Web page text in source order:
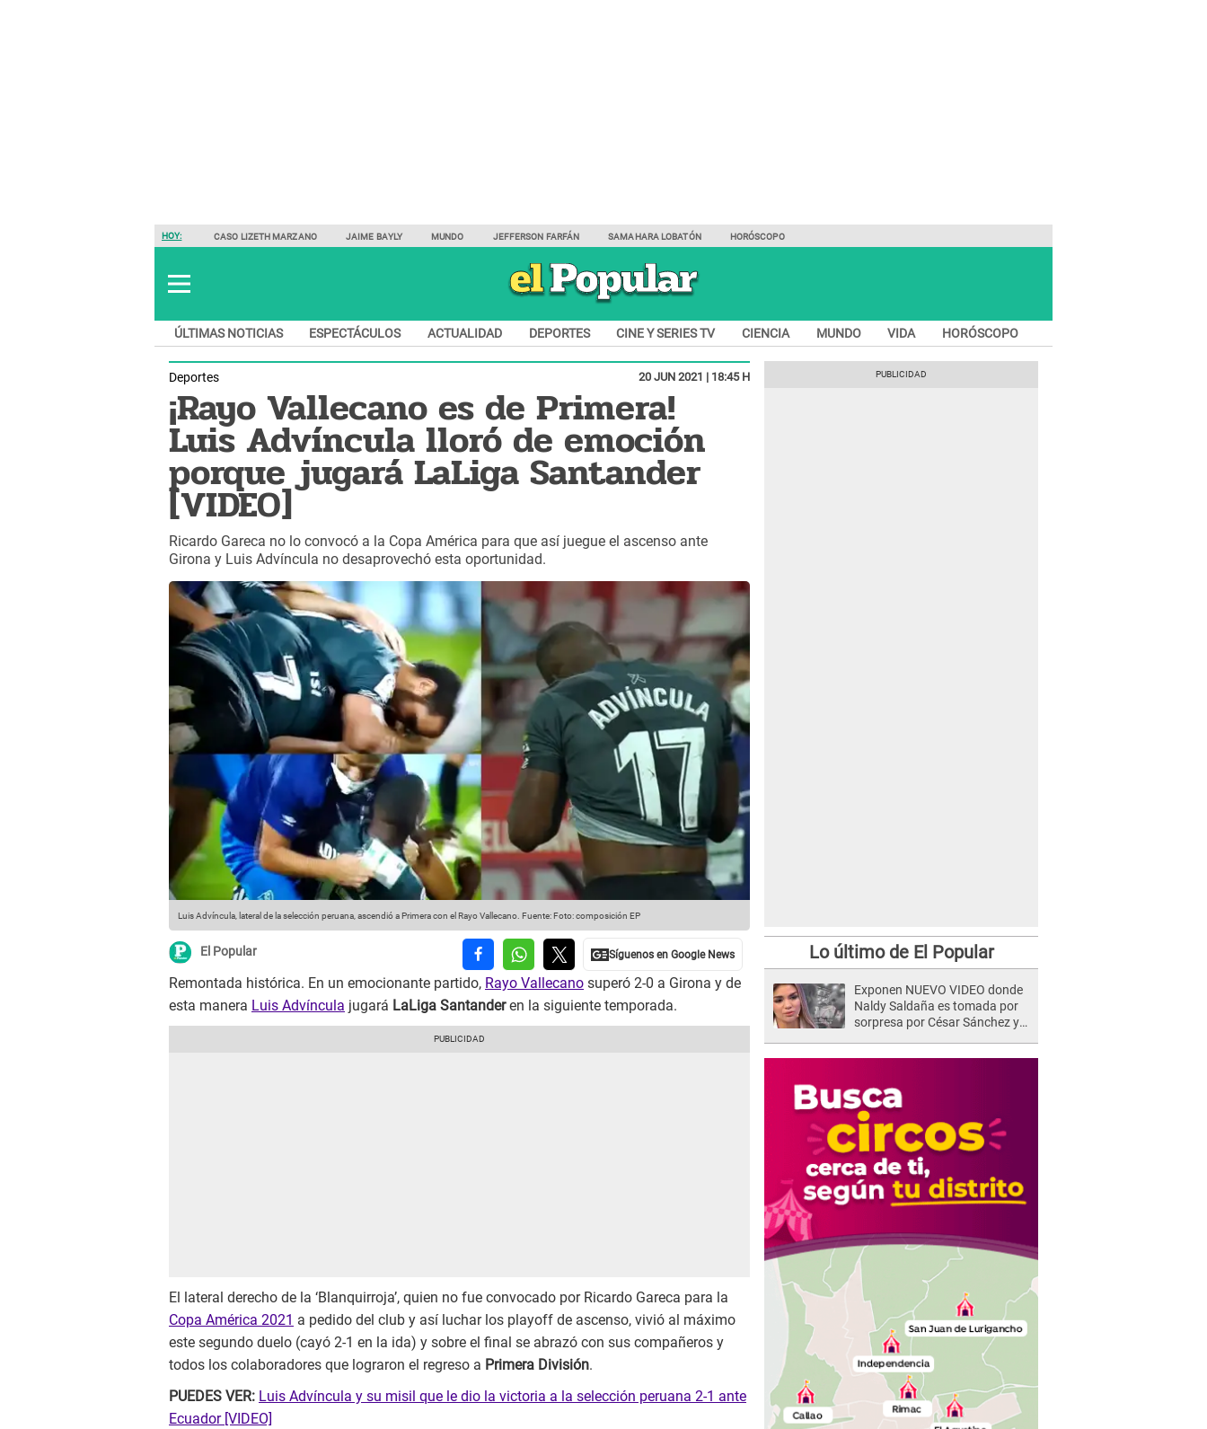
HOY: CASO LIZETH MARZANO JAIME BAYLY MUNDO JEFFERSON FARFÁN SAMAHARA LOBATÓN HORÓSCOPO
ÚLTIMAS NOTICIAS ESPECTÁCULOS ACTUALIDAD DEPORTES CINE Y SERIES TV CIENCIA MUNDO VIDA HORÓSCOPO
Deportes 20 JUN 2021 | 18:45 H
¡Rayo Vallecano es de Primera!
Luis Advíncula lloró de emoción
porque jugará LaLiga Santander
[VIDEO]
Ricardo Gareca no lo convocó a la Copa América para que así juegue el ascenso ante
Girona y Luis Advíncula no desaprovechó esta oportunidad.
Luis Advíncula, lateral de la selección peruana, ascendió a Primera con el Rayo Vallecano. Fuente: Foto: composición EP
El Popular
Remontada histórica. En un emocionante partido, Rayo Vallecano superó 2-0 a Girona y de
esta manera Luis Advíncula jugará LaLiga Santanderen la siguiente temporada.
El lateral derecho de la ‘Blanquirroja’, quien no fue convocado por Ricardo Gareca para la
Copa América 2021 a pedido del club y así luchar los playoff de ascenso, vivió al máximo
este segundo duelo (cayó 2-1 en la ida) y sobre el final se abrazó con sus compañeros y
todos los colaboradores que lograron el regreso a Primera División.
PUEDES VER: Luis Advíncula y su misil que le dio la victoria a la selección peruana 2-1 ante
Ecuador [VIDEO]
Lo último de El Popular
Exponen NUEVO VIDEO donde
Naldy Saldaña es tomada por
sorpresa por César Sánchez y